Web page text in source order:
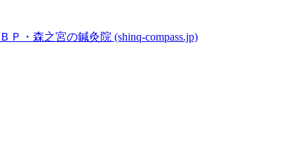
Ｐ・森之宮の鍼灸院 (shinq-compass.jp)